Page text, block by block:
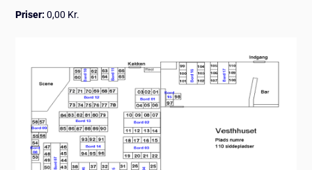
Priser: 0,00 Kr.